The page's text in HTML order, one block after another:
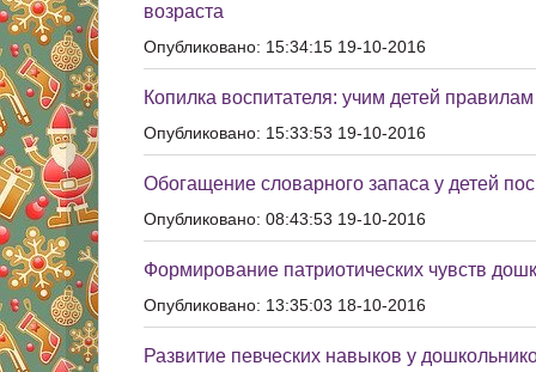
возраста
Опубликовано: 15:34:15 19-10-2016
Копилка воспитателя: учим детей
Опубликовано: 15:33:53 19-10-2016
Обогащение словарного запаса у детей
Опубликовано: 08:43:53 19-10-2016
Формирование патриотических чувств
Опубликовано: 13:35:03 18-10-2016
Развитие певческих навыков у